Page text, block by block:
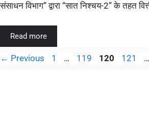
संसाधन विभाग” द्वारा “सात निश्चय-2” के तहत
Read more
← Previous 1 … 119 120 121 …